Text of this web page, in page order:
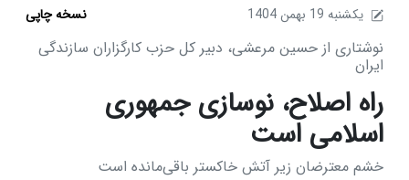
1404 يکشنبه 19 بهمن نسخه چاپی
نوشتاری از حسین مرعشی، دبیر کل حزب کارگزاران سازندگی
ایران
راه اصلاح، نوسازی جمهوری
اسلامی است
خشم معترضان زیر آتش خاکستر باقی‌مانده است